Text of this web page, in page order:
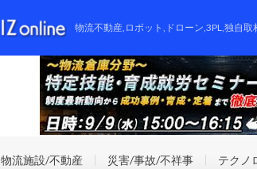
物流不動産,ロボット,ドローン,3PL,独自
物流施設/不動産 災害/事故/不祥事 テクノ